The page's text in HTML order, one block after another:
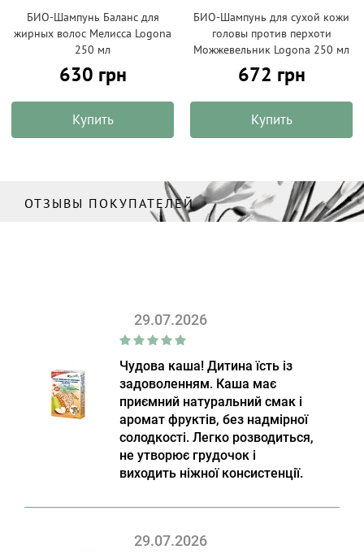
БИО-Шампунь Баланс для
жирных волос Мелисса Logona
250 мл
630 грн
Купить
БИО-Шампунь для сухой кожи
головы против перхоти
Можжевельник Logona 250 мл
672 грн
Купить
ОТЗЫВЫ ПОКУПАТЕЛЕЙ
29.07.2026
Чудова каша! Дитина їсть із
задоволенням. Каша має
приємний натуральний смак і
аромат фруктів, без надмірної
солодкості. Легко розводиться,
не утворює грудочок і
виходить ніжної консистенції.
29.07.2026